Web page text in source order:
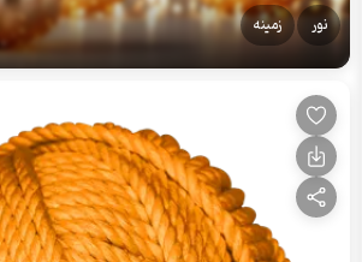
نور زمینه